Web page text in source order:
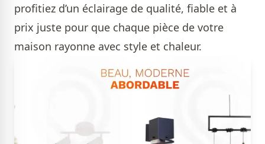
profitiez d’un éclairage de qualité, fiable et à
prix juste pour que chaque pièce de votre
maison rayonne avec style et chaleur.